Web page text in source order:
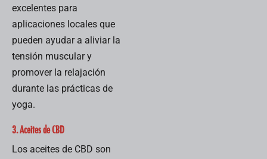
excelentes para
aplicaciones locales que
pueden ayudar a aliviar la
tensión muscular y
promover la relajación
durante las prácticas de
yoga.
3. Aceites de CBD
Los aceites de CBD son